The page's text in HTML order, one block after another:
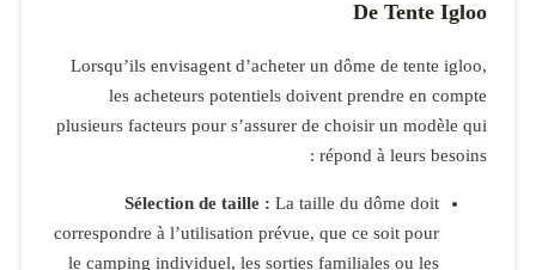
Lorsqu’ils
les
plusieurs
correspondre